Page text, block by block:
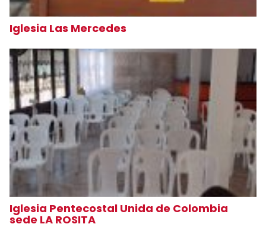
Iglesia Las Mercedes
Iglesia Pentecostal Unida de Colombia
sede LA ROSITA